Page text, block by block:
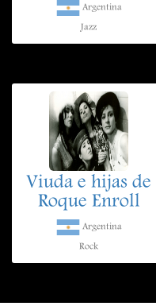
Argentina
Jazz
Viuda e hijas de
Roque Enroll
Argentina
Rock